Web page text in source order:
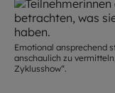
Emotional ansprechend
anschaulich zu
Zyklusshow“.